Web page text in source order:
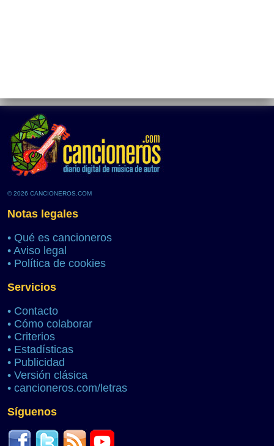
© 2026 CANCIONEROS.COM
Notas legales
• Qué es cancioneros
• Aviso legal
• Política de cookies
Servicios
• Contacto
• Cómo colaborar
• Criterios
• Estadísticas
• Publicidad
• Versión clásica
• cancioneros.com/letras
Síguenos